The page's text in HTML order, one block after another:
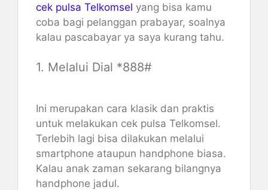
cek pulsa Telkomsel yang bisa kamu
coba bagi pelanggan prabayar, soalnya
kalau pascabayar ya saya kurang tahu.
1. Melalui Dial *888#
Ini merupakan cara klasik dan praktis
untuk melakukan cek pulsa Telkomsel.
Terlebih lagi bisa dilakukan melalui
smartphone ataupun handphone biasa.
Kalau anak zaman sekarang bilangnya
handphone jadul.